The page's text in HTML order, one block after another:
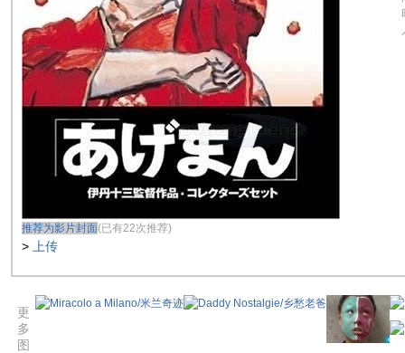
推荐为影片封面(已有22次推荐)
> 上传
更
多
图